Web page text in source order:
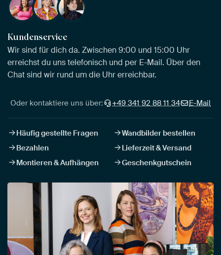
Kundenservice
Wir sind für dich da. Zwischen 9:00 und 15:00 Uhr
erreichst du uns telefonisch und per E-Mail. Über den
Chat sind wir rund um die Uhr erreichbar.
Oder kontaktiere uns über: +49 341 92 88 11 34 E-Mail
Häufig gestellte Fragen
Wandbilder bestellen
Bezahlen
Lieferzeit & Versand
Montieren & Aufhängen
Geschenkgutschein